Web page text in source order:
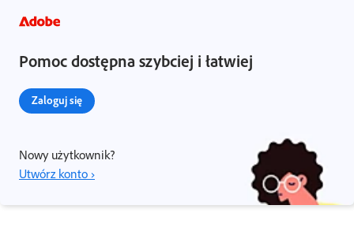
Pomoc dostępna szybciej i łatwiej
Zaloguj się
Nowy użytkownik?
Utwórz konto ›